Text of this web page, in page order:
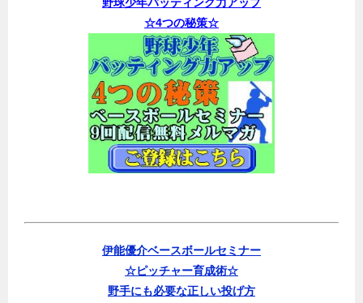
☆4つの秘策☆
伊能優介ベースボールセミナー
☆ピッチャー育成術☆
野手にも必要な正しい投げ方